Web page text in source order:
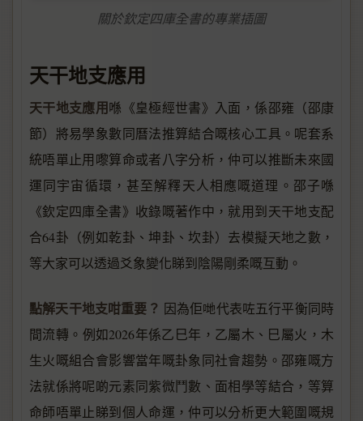
關於欽定四庫全書的專業插圖
天干地支應用
天干地支應用喺《皇極經世書》入面，係邵雍（邵康
節）將易學象數同曆法推算結合嘅核心工具。呢套系
統唔單止用嚟算命或者八字分析，仲可以推斷未來國
運同宇宙循環，甚至解釋天人相應嘅道理。邵子喺
《欽定四庫全書》收錄嘅著作中，就用到天干地支配
合64卦（例如乾卦、坤卦、坎卦）去模擬天地之數，
等大家可以透過爻象變化睇到陰陽剛柔嘅互動。
點解天干地支咁重要？ 因為佢哋代表咗五行平衡同時
間流轉。例如2026年係乙巳年，乙屬木、巳屬火，木
生火嘅組合會影響當年嘅卦象同社會趨勢。邵雍嘅方
法就係將呢啲元素同紫微鬥數、面相學等結合，等算
命師唔單止睇到個人命運，仲可以分析更大範圍嘅規